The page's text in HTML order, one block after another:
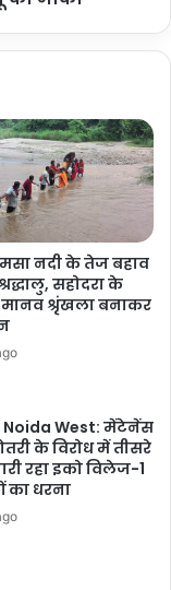
नदी के तेज बहाव
सहोदरा के
श्रृंखला बनाकर
Noida West: मेंटेनेंस
के विरोध में तीसरे
रहा इको विलेज-1
का धरना